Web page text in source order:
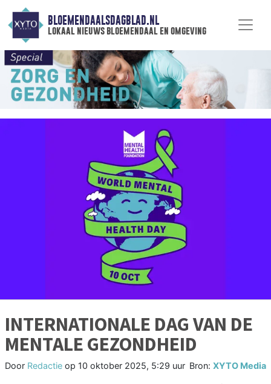
BLOEMENDAALSDAGBLAD.NL
lokaal nieuws bloemendaal en omgeving
INTERNATIONALE DAG VAN DE
MENTALE GEZONDHEID
Door Redactie op 10 oktober 2025, 5:29 uur Bron: XYTO Media